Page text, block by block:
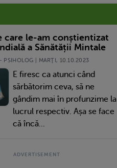
care le-am conștientizat
a Sănătății Mintale
PSIHOLOG | MARŢI, 10.10.2023
E firesc ca atunci când
sărbătorim ceva, să ne
gândim mai în profunzime la
lucrul respectiv. Așa se face
că încă...